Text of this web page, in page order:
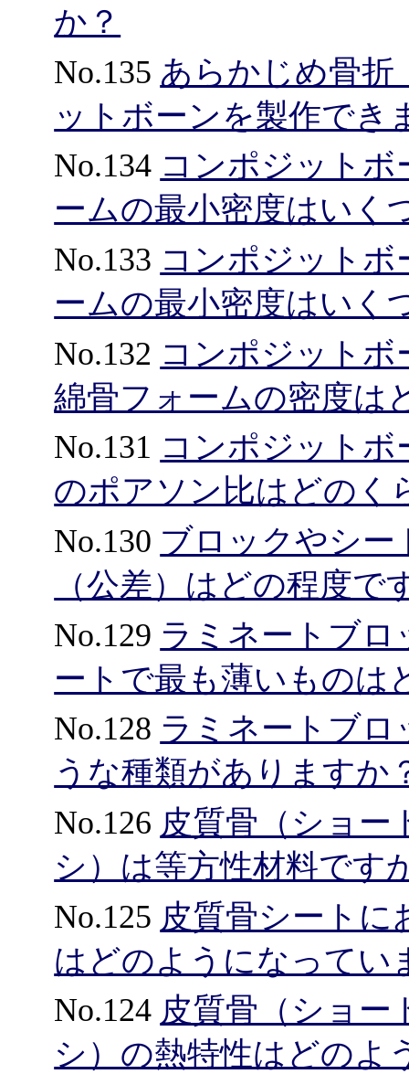
か？
No.135 あらかじめ骨折
ットボーンを製作でき
No.134 コンポジット
ームの最小密度はいく
No.133 コンポジット
ームの最小密度はいく
No.132 コンポジット
綿骨フォームの密度は
No.131 コンポジットボ
のポアソン比はどのく
No.130 ブロックやシー
（公差）はどの程度で
No.129 ラミネートブ
ートで最も薄いものは
No.128 ラミネートブ
うな種類がありますか
No.126 皮質骨（ショー
シ）は等方性材料です
No.125 皮質骨シートに
はどのようになってい
No.124 皮質骨（ショー
シ）の熱特性はどのよ